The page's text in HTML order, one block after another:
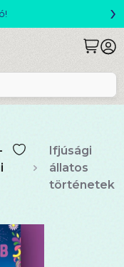
szeretlek ›
Ifjúsági
állatos
történetek